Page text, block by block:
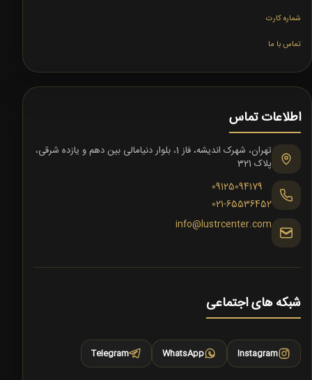
شماره کارت
تماس با ما
اطلاعات تماس
تهران، شهرک اندیشه، فاز 1، بلوار دنیامالی بین دهم و یازده شرقی،
پلاک 321
09125094179
021-65536452
info@lustrcenter.com
شبکه های اجتماعی
Instagram
WhatsApp
Telegram